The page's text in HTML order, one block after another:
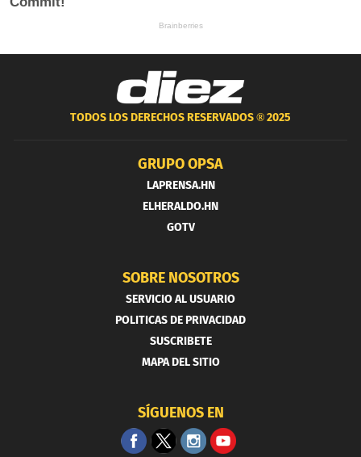
TODOS LOS DERECHOS RESERVADOS ®2025
GRUPO OPSA
LAPRENSA.HN
ELHERALDO.HN
GOTV
SOBRE NOSOTROS
SERVICIO AL USUARIO
POLITICAS DE PRIVACIDAD
SUSCRIBETE
MAPA DEL SITIO
SÍGUENOS EN